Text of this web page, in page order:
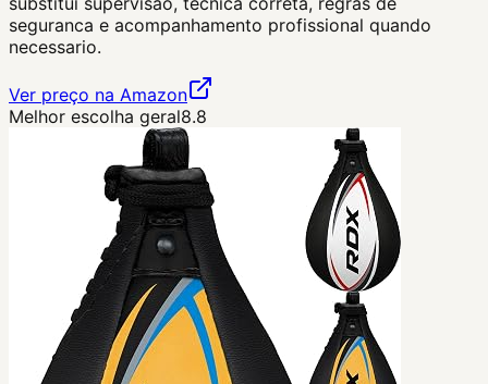
seguranca e acompanhamento profissional quando
necessario.
Ver preço na Amazon
Melhor escolha geral8.8